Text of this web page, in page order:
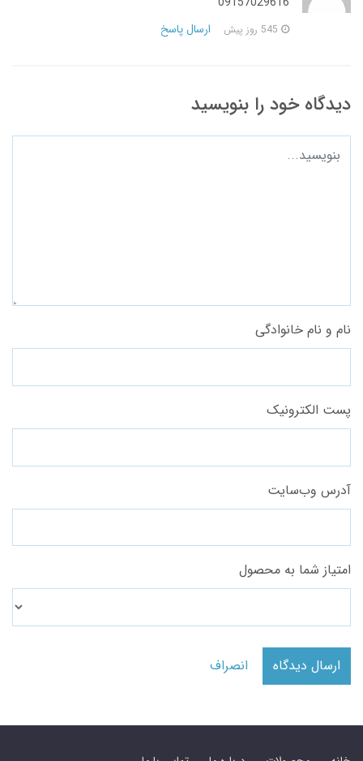
ارسال پاسخ
دیدگاه خود را بنویسید
نام و نام خانوادگی
پست الکترونیک
آدرس وب‌سایت
امتیاز شما به محصول
ارسال دیدگاه انصراف